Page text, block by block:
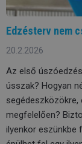
Edzésterv nem
20.2.2026
Az első
ússzak? Hogyan
segédeszközökre,
megfelelően?
ilyenkor eszünkbe